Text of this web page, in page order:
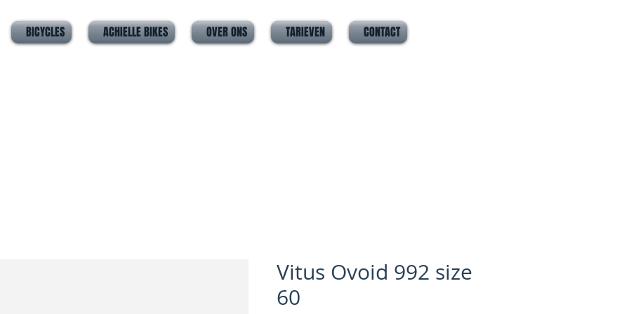
BICYCLES ACHIELLE BIKES OVER ONS TARIEVEN CONTACT
Vitus Ovoid 992 size
60